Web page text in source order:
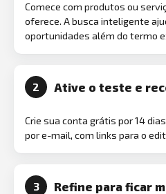
Comece com produtos ou
oferece. A busca inteligente
oportunidades além do termo
2 Ative o teste e
Crie sua conta grátis por 14
por e-mail, com links para o
3 Refine para ficar